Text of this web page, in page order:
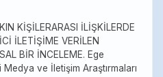
KİŞİLERARASI İLİŞKİLERDE
İLETİŞİME VERİLEN
BİR İNCELEME. Ege
ve İletişim Araştırmaları